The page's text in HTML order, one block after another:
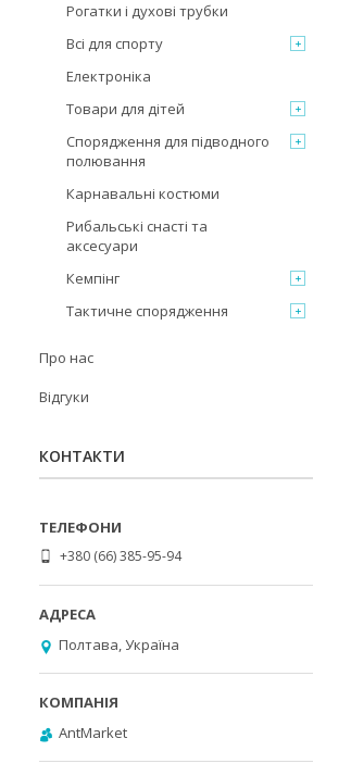
Рогатки і духові трубки
Всі для спорту
Електроніка
Товари для дітей
Спорядження для підводного
полювання
Карнавальні костюми
Рибальські снасті та
аксесуари
Кемпінг
Тактичне спорядження
Про нас
Відгуки
КОНТАКТИ
+380 (66) 385-95-94
Полтава, Україна
AntMarket